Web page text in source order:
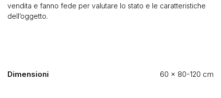
vendita e fanno fede per valutare lo stato e le caratteristiche
dell’oggetto.
Dimensioni 60 × 80-120 cm